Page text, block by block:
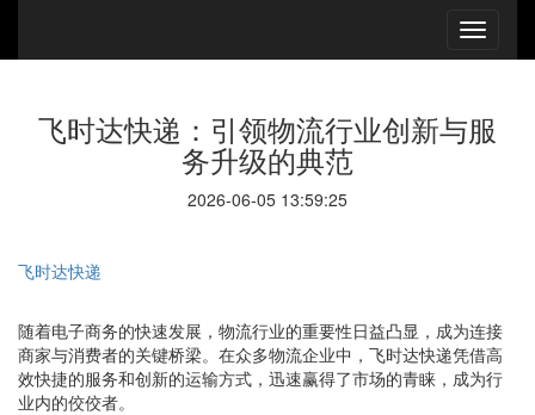
飞时达快递：引领物流行业创新与服
务升级的典范
2026-06-05 13:59:25
飞时达快递
随着电子商务的快速发展，物流行业的重要性日益凸显，成为连接
商家与消费者的关键桥梁。在众多物流企业中，飞时达快递凭借高
效快捷的服务和创新的运输方式，迅速赢得了市场的青睐，成为行
业内的佼佼者。